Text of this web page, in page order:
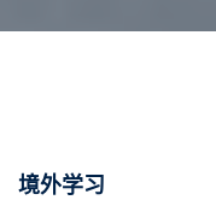
境外学习